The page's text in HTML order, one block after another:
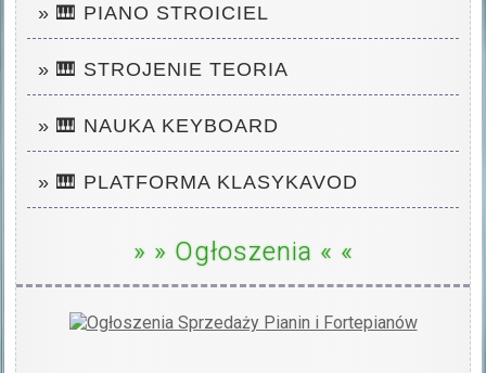
» 🎹 PIANO STROICIEL
» 🎹 STROJENIE TEORIA
» 🎹 NAUKA KEYBOARD
» 🎹 PLATFORMA KLASYKAVOD
» » Ogłoszenia « «